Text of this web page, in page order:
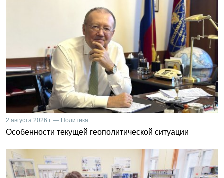
2 августа 2026 г. — Политика
Особенности текущей геополитической ситуации